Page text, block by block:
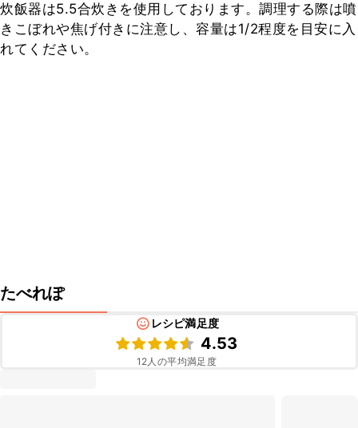
炊飯器は5.5合炊きを使用しております。調理する際は噴
きこぼれや焦げ付きに注意し、容量は1/2程度を目安に入
れてください。
たべれぽ
レシピ満足度
4.53
12人の平均満足度